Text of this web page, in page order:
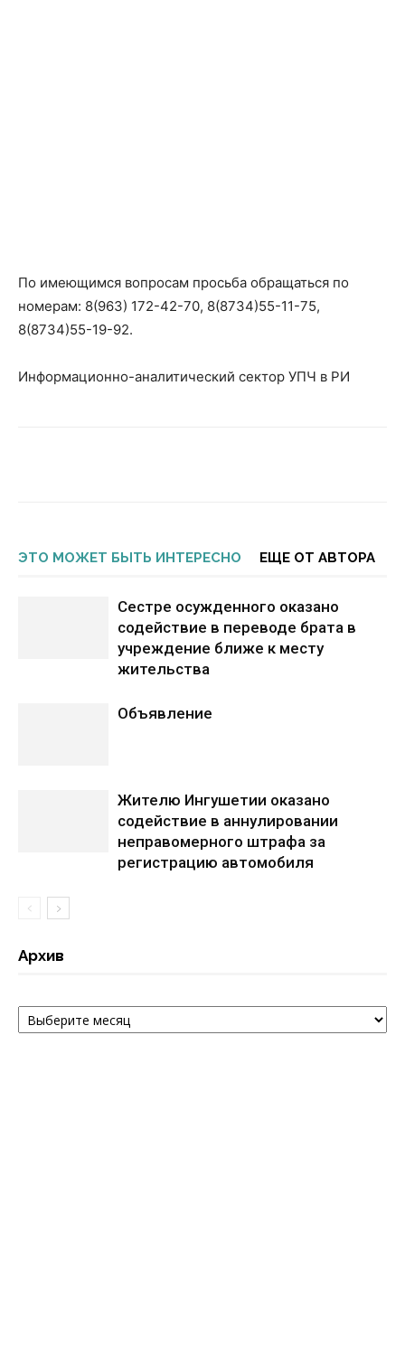
По имеющимся вопросам просьба обращаться по
номерам: 8(963) 172-42-70, 8(8734)55-11-75,
8(8734)55-19-92.
Информационно-аналитический сектор УПЧ в РИ
ЭТО МОЖЕТ БЫТЬ ИНТЕРЕСНО ЕЩЕ ОТ АВТОРА
Сестре осужденного оказано
содействие в переводе брата в
учреждение ближе к месту
жительства
Объявление
Жителю Ингушетии оказано
содействие в аннулировании
неправомерного штрафа за
регистрацию автомобиля
Архив
Архив